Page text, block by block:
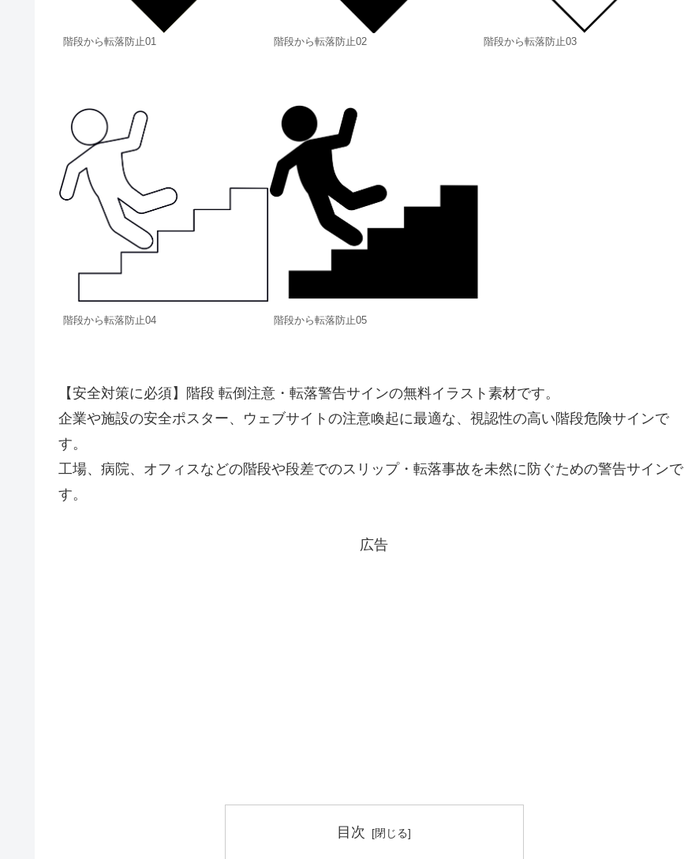
階段から転落防止01 階段から転落防止02 階段から転落防止03
階段から転落防止04 階段から転落防止05
【安全対策に必須】階段 転倒注意・転落警告サインの無料イラスト素材です。
企業や施設の安全ポスター、ウェブサイトの注意喚起に最適な、視認性の高い階段危険サインで
す。
工場、病院、オフィスなどの階段や段差でのスリップ・転落事故を未然に防ぐための警告サインで
す。
広告
目次